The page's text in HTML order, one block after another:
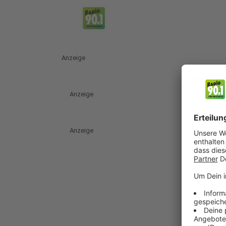
Anzeige
Anzeige
Anzeige